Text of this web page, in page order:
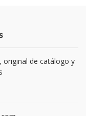
original de catálogo y